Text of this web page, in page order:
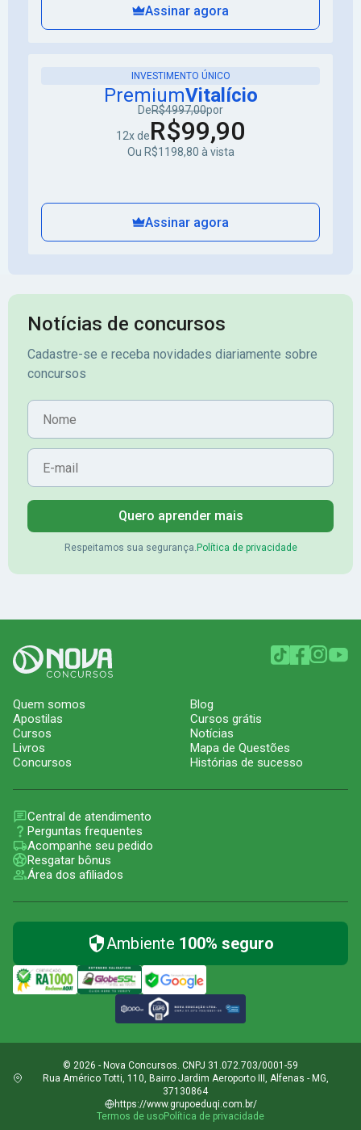
Assinar agora
INVESTIMENTO ÚNICO
PremiumVitalício
DeR$4997,00por
12x deR$99,90
Ou R$1198,80 à vista
Assinar agora
Notícias de concursos
Cadastre-se e receba novidades diariamente sobre
concursos
Nome
E-mail
Quero aprender mais
Respeitamos sua segurança. Política de privacidade
Quem somos
Apostilas
Cursos
Livros
Concursos
Blog
Cursos grátis
Notícias
Mapa de Questões
Histórias de sucesso
Central de atendimento
Perguntas frequentes
Acompanhe seu pedido
Resgatar bônus
Área dos afiliados
Ambiente 100% seguro
© 2026 - Nova Concursos. CNPJ 31.072.703/0001-59
Rua Américo Totti, 110, Bairro Jardim Aeroporto III, Alfenas - MG,
37130864
https://www.grupoeduqi.com.br/
Termos de usoPolítica de privacidade